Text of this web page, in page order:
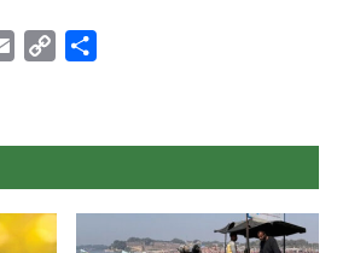
i
y
n
r